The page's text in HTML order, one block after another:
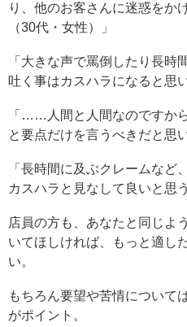
り、他のお客さんに迷惑をか
（30代・女性）」
「大きな声で罵倒したり長時
吐く事はカスハラになると思
「……人間と人間なのですか
と要点だけを言うべきだと思
「長時間に及ぶクレームなど
カスハラと見なして良いと思
店員の方も、あなたと同じよ
いてほしければ、もっと適し
い。
もちろん要望や苦情について
がポイント。